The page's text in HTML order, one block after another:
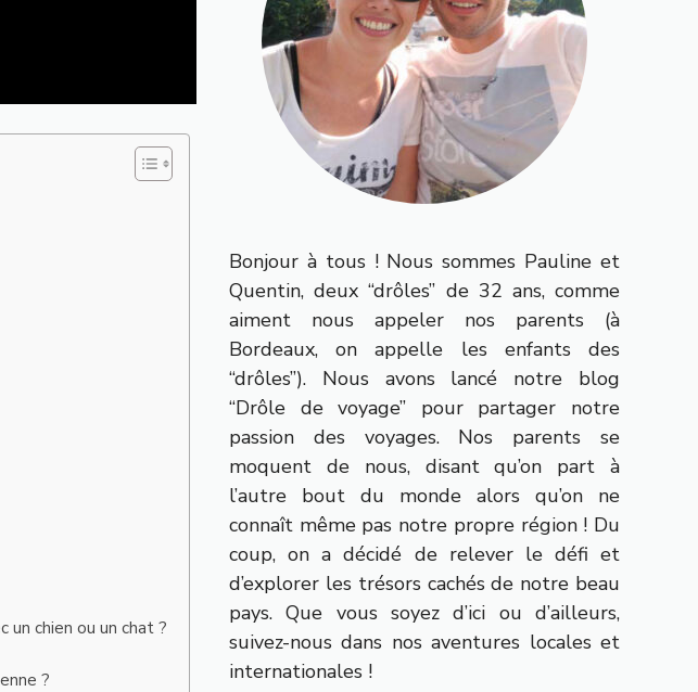
un chien ou un chat ?
?
Bonjour à tous ! Nous sommes Pauline et
Quentin, deux “drôles” de 32 ans, comme
aiment nous appeler nos parents (à
Bordeaux, on appelle les enfants des
“drôles”). Nous avons lancé notre blog
“Drôle de voyage” pour partager notre
passion des voyages. Nos parents se
moquent de nous, disant qu’on part à
l’autre bout du monde alors qu’on ne
connaît même pas notre propre région ! Du
coup, on a décidé de relever le défi et
d’explorer les trésors cachés de notre beau
pays. Que vous soyez d’ici ou d’ailleurs,
suivez-nous dans nos aventures locales et
internationales !